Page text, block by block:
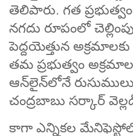
తెలిపారు. గత
నగదు రూపంలో
పెద్దయెత్తున
తమ ప్రభుత్వం
ఆన్‌లైన్‌లోనే రుసుములు
చంద్రబాబు సర్కార్‌
కాగా ఎన్నికల